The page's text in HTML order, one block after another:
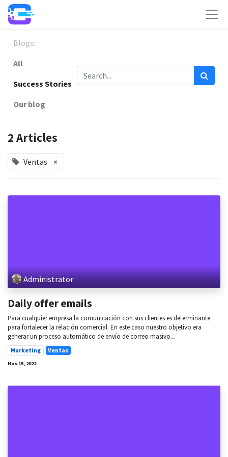
Blogs:
All
Success Stories
Our blog
2 Articles
Ventas ×
Administrator
Daily offer emails
Para cualquier empresa la comunicación con sus clientes es determinante
para fortalecer la relación comercial. En este caso nuestro objetivo era
generar un proceso automático de envío de correo masivo...
Marketing Ventas
Nov 15, 2022